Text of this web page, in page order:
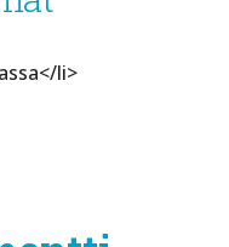
li>